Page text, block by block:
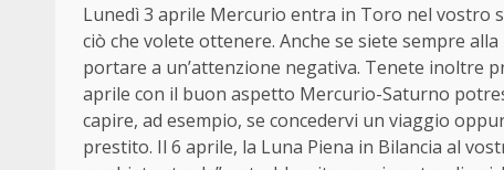
Lunedì 3 aprile Mercurio entra in Toro nel vostro
ciò che volete ottenere. Anche se siete sempre
portare a un’attenzione negativa. Tenete inoltre
aprile con il buon aspetto Mercurio-Saturno
capire, ad esempio, se concedervi un viaggio
prestito. Il 6 aprile, la Luna Piena in Bilancia al